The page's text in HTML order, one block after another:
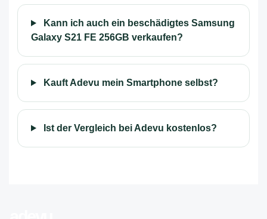
Kann ich auch ein beschädigtes Samsung
Galaxy S21 FE 256GB verkaufen?
Kauft Adevu mein Smartphone selbst?
Ist der Vergleich bei Adevu kostenlos?